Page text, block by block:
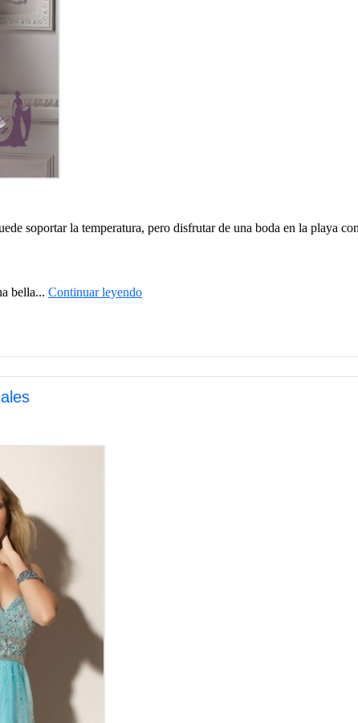
soportar la temperatura, pero disfrutar de una boda en la playa
bella... Continuar leyendo